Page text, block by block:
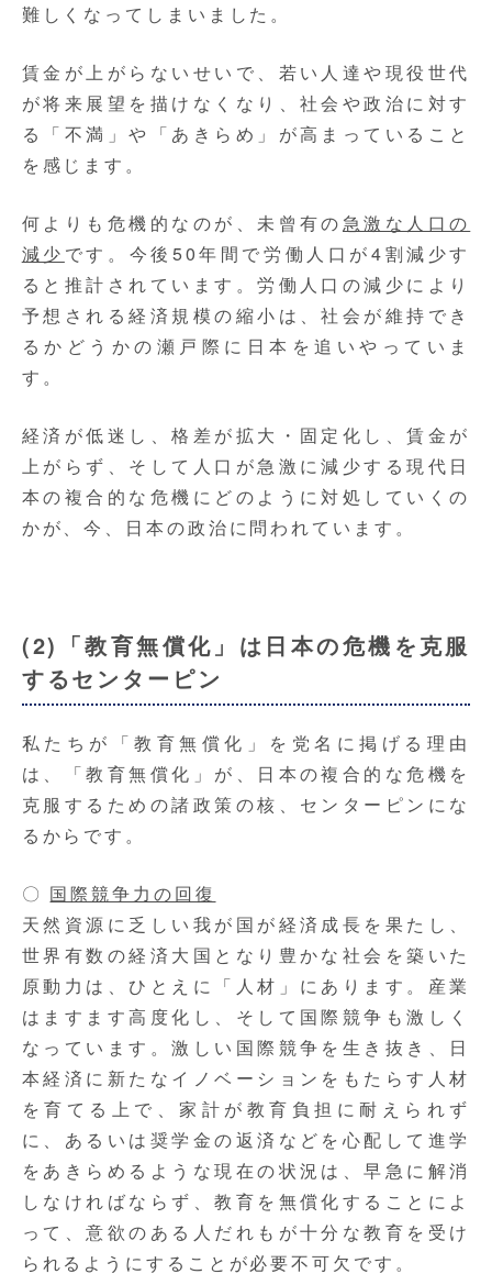
難しくなってしまいました。
賃金が上がらないせいで、若い人達や現役世代
が将来展望を描けなくなり、社会や政治に対す
る「不満」や「あきらめ」が高まっていること
を感じます。
何よりも危機的なのが、未曾有の急激な人口の
減少 です。今後50年間で労働人口が4割減少す
ると推計されています。労働人口の減少により
予想される経済規模の縮小は、社会が維持でき
るかどうかの瀬戸際に日本を追いやっていま
す。
経済が低迷し、格差が拡大・固定化し、賃金が
上がらず、そして人口が急激に減少する現代日
本の複合的な危機にどのように対処していくの
かが、今、日本の政治に問われています。
(2)「教育無償化」は日本の危機を克服
するセンターピン
私たちが「教育無償化」を党名に掲げる理由
は、「教育無償化」が、日本の複合的な危機を
克服するための諸政策の核、センターピンにな
るからです。
〇 国際競争力の回復
天然資源に乏しい我が国が経済成長を果たし、
世界有数の経済大国となり豊かな社会を築いた
原動力は、ひとえに「人材」にあります。産業
はますます高度化し、そして国際競争も激しく
なっています。激しい国際競争を生き抜き、日
本経済に新たなイノベーションをもたらす人材
を育てる上で、家計が教育負担に耐えられず
に、あるいは奨学金の返済などを心配して進学
をあきらめるような現在の状況は、早急に解消
しなければならず、教育を無償化することによ
って、意欲のある人だれもが十分な教育を受け
られるようにすることが必要不可欠です。